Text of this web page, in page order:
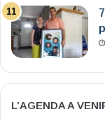
L’AGENDA A